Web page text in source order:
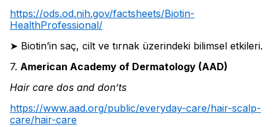
https://ods.od.nih.gov/factsheets/Biotin-
HealthProfessional/
➤ Biotin’in saç, cilt ve tırnak üzerindeki bilimsel etkileri.
7. American Academy of Dermatology (AAD)
Hair care dos and don’ts
https://www.aad.org/public/everyday-care/hair-scalp-
care/hair-care